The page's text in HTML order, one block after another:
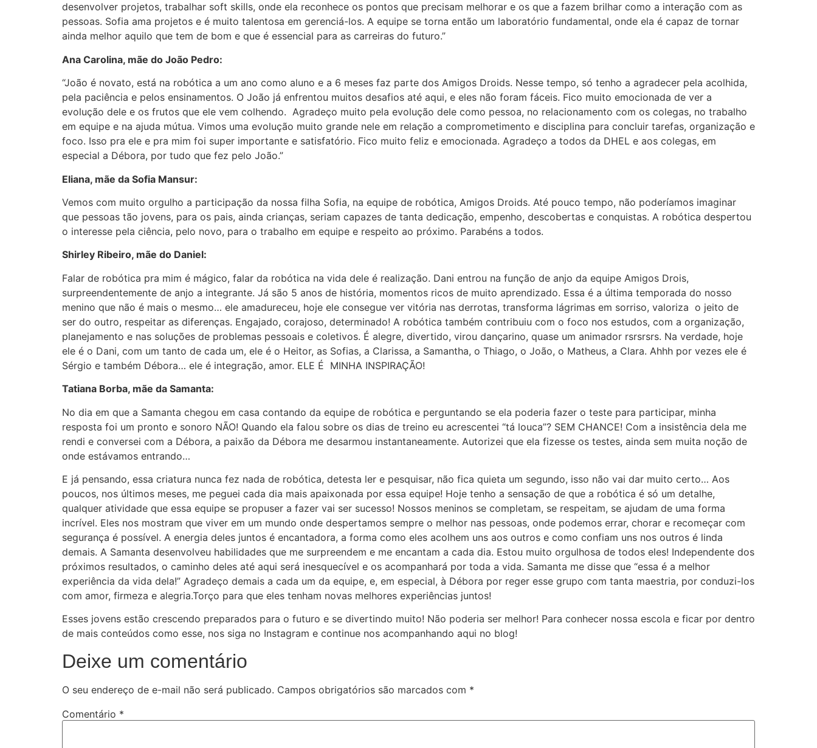
desenvolver projetos, trabalhar soft skills, onde ela reconhece os pontos que precisam melhorar e os que a fazem brilhar como a interação com as
pessoas. Sofia ama projetos e é muito talentosa em gerenciá-los. A equipe se torna então um laboratório fundamental, onde ela é capaz de tornar
ainda melhor aquilo que tem de bom e que é essencial para as carreiras do futuro.”
Ana Carolina, mãe do João Pedro:
“João é novato, está na robótica a um ano como aluno e a 6 meses faz parte dos Amigos Droids. Nesse tempo, só tenho a agradecer pela acolhida,
pela paciência e pelos ensinamentos. O João já enfrentou muitos desafios até aqui, e eles não foram fáceis. Fico muito emocionada de ver a
evolução dele e os frutos que ele vem colhendo. Agradeço muito pela evolução dele como pessoa, no relacionamento com os colegas, no trabalho
em equipe e na ajuda mútua. Vimos uma evolução muito grande nele em relação a comprometimento e disciplina para concluir tarefas, organização e
foco. Isso pra ele e pra mim foi super importante e satisfatório. Fico muito feliz e emocionada. Agradeço a todos da DHEL e aos colegas, em
especial a Débora, por tudo que fez pelo João.”
Eliana, mãe da Sofia Mansur:
Vemos com muito orgulho a participação da nossa filha Sofia, na equipe de robótica, Amigos Droids. Até pouco tempo, não poderíamos imaginar
que pessoas tão jovens, para os pais, ainda crianças, seriam capazes de tanta dedicação, empenho, descobertas e conquistas. A robótica despertou
o interesse pela ciência, pelo novo, para o trabalho em equipe e respeito ao próximo. Parabéns a todos.
Shirley Ribeiro, mãe do Daniel:
Falar de robótica pra mim é mágico, falar da robótica na vida dele é realização. Dani entrou na função de anjo da equipe Amigos Drois,
surpreendentemente de anjo a integrante. Já são 5 anos de história, momentos ricos de muito aprendizado. Essa é a última temporada do nosso
menino que não é mais o mesmo… ele amadureceu, hoje ele consegue ver vitória nas derrotas, transforma lágrimas em sorriso, valoriza o jeito de
ser do outro, respeitar as diferenças. Engajado, corajoso, determinado! A robótica também contribuiu com o foco nos estudos, com a organização,
planejamento e nas soluções de problemas pessoais e coletivos. É alegre, divertido, virou dançarino, quase um animador rsrsrsrs. Na verdade, hoje
ele é o Dani, com um tanto de cada um, ele é o Heitor, as Sofias, a Clarissa, a Samantha, o Thiago, o João, o Matheus, a Clara. Ahhh por vezes ele é
Sérgio e também Débora… ele é integração, amor. ELE É MINHA INSPIRAÇÃO!
Tatiana Borba, mãe da Samanta:
No dia em que a Samanta chegou em casa contando da equipe de robótica e perguntando se ela poderia fazer o teste para participar, minha
resposta foi um pronto e sonoro NÃO! Quando ela falou sobre os dias de treino eu acrescentei “tá louca”? SEM CHANCE! Com a insistência dela me
rendi e conversei com a Débora, a paixão da Débora me desarmou instantaneamente. Autorizei que ela fizesse os testes, ainda sem muita noção de
onde estávamos entrando…
E já pensando, essa criatura nunca fez nada de robótica, detesta ler e pesquisar, não fica quieta um segundo, isso não vai dar muito certo… Aos
poucos, nos últimos meses, me peguei cada dia mais apaixonada por essa equipe! Hoje tenho a sensação de que a robótica é só um detalhe,
qualquer atividade que essa equipe se propuser a fazer vai ser sucesso! Nossos meninos se completam, se respeitam, se ajudam de uma forma
incrível. Eles nos mostram que viver em um mundo onde despertamos sempre o melhor nas pessoas, onde podemos errar, chorar e recomeçar com
segurança é possível. A energia deles juntos é encantadora, a forma como eles acolhem uns aos outros e como confiam uns nos outros é linda
demais. A Samanta desenvolveu habilidades que me surpreendem e me encantam a cada dia. Estou muito orgulhosa de todos eles! Independente dos
próximos resultados, o caminho deles até aqui será inesquecível e os acompanhará por toda a vida. Samanta me disse que “essa é a melhor
experiência da vida dela!” Agradeço demais a cada um da equipe, e, em especial, à Débora por reger esse grupo com tanta maestria, por conduzi-los
com amor, firmeza e alegria.Torço para que eles tenham novas melhores experiências juntos!
Esses jovens estão crescendo preparados para o futuro e se divertindo muito! Não poderia ser melhor! Para conhecer nossa escola e ficar por dentro
de mais conteúdos como esse, nos siga no Instagram e continue nos acompanhando aqui no blog!
Deixe um comentário
O seu endereço de e-mail não será publicado. Campos obrigatórios são marcados com *
Comentário *